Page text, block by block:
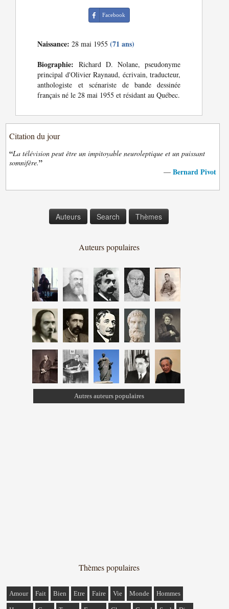
Facebook
Naissance: 28 mai 1955(71 ans)
Biographie: Richard D. Nolane, pseudonyme
principal d'Olivier Raynaud, écrivain, traducteur,
anthologiste et scénariste de bande dessinée
français né le 28 mai 1955 et résidant au Québec.
Citation du jour
“La télévision peut être un impitoyable neuroleptique et un puissant
somnifère.”
— Bernard Pivot
Auteurs Search Thèmes
Auteurs populaires
Autres auteurs populaires
Thèmes populaires
Amour Fait Bien Etre Faire Vie Monde Hommes